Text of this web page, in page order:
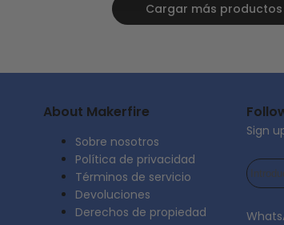
Cargar más productos
About Makerfire
Sobre nosotros
Política de privacidad
Términos de servicio
Devoluciones
Derechos de propiedad
Sign